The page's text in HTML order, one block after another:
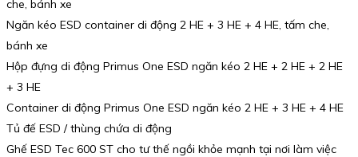
che, bánh xe
Ngăn kéo ESD container di động 2 HE + 3 HE + 4 HE, tấm che,
bánh xe
Hộp đựng di động Primus One ESD ngăn kéo 2 HE + 2 HE + 2 HE
+ 3 HE
Container di động Primus One ESD ngăn kéo 2 HE + 3 HE + 4 HE
Tủ đế ESD / thùng chứa di động
Ghế ESD Tec 600 ST cho tư thế ngồi khỏe mạnh tại nơi làm việc